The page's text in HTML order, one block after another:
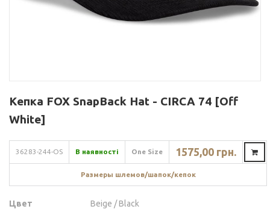
Кепка FOX SnapBack Hat - CIRCA 74 [Off
White]
36283-244-OS В наявності One Size 1575,00 грн.
Размеры шлемов/шапок/кепок
Цвет Beige / Black